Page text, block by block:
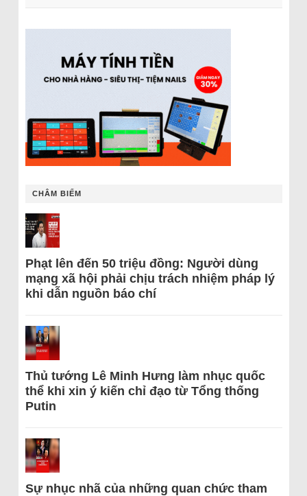
CHÂM BIẾM
Phạt lên đến 50 triệu đồng: Người dùng
mạng xã hội phải chịu trách nhiệm pháp lý
khi dẫn nguồn báo chí
Thủ tướng Lê Minh Hưng làm nhục quốc
thể khi xin ý kiến chỉ đạo từ Tổng thống
Putin
Sự nhục nhã của những quan chức tham